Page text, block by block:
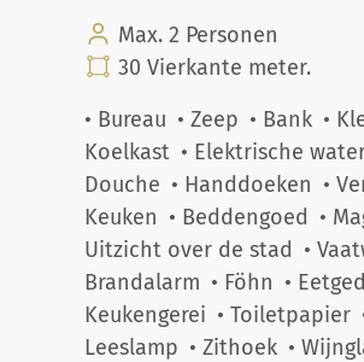
Max. 2 Personen
30 Vierkante meter.
• Bureau • Zeep • Bank •
Koelkast • Elektrische
Douche • Handdoeken •
Keuken • Beddengoed •
Uitzicht over de stad •
Brandalarm • Föhn •
Keukengerei • Toiletpapier
Leeslamp • Zithoek •